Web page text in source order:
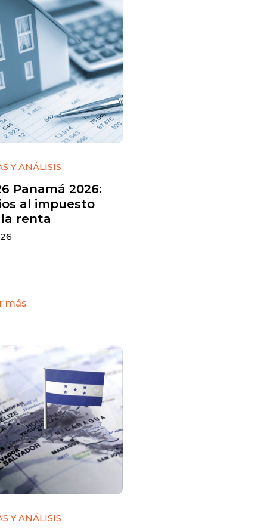
Y ANÁLISIS
Panamá 2026:
al impuesto
renta
más
Y ANÁLISIS